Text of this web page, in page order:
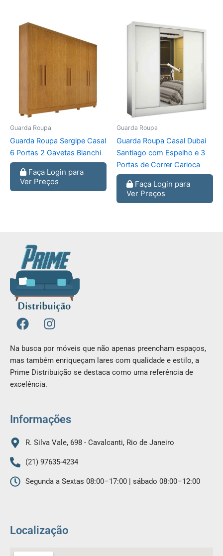
Guarda Roupa
Guarda Roupa Sergipe Casal
6 Portas 2 Gavetas Bianchi
Faça Login para
Ver Preços
Guarda Roupa
Guarda Roupa Casal Dubai
Santiago com Espelho e 3
Portas de Correr Carioca
Faça Login para
Ver Preços
F
a
c
e
b
o
o
I
n
t
a
g
m
Na busca por móveis que não apenas preencham espaços,
mas também enriqueçam lares com qualidade e estilo, a
Prime Distribuição se destaca como uma referência de
excelência.
Informações
R. Silva Vale, 698 - Cavalcanti, Rio de Janeiro
(21) 97635-4234
Segunda a Sextas 08:00–17:00 | sábado 08:00–12:00
Localização